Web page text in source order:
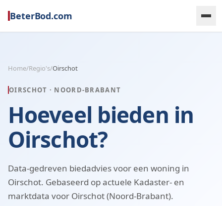
BeterBod.com
Home/Regio's/Oirschot
OIRSCHOT · NOORD-BRABANT
Hoeveel bieden in
Oirschot?
Data-gedreven biedadvies voor een woning in
Oirschot. Gebaseerd op actuele Kadaster- en
marktdata voor Oirschot (Noord-Brabant).